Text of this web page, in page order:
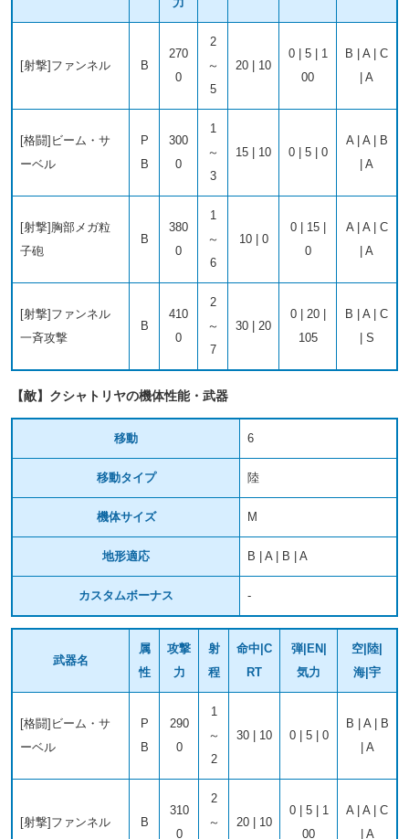
[射撃]ファンネル B
270
0
2
～
5
20 | 10
0 | 5 | 1
00
B | A | C
| A
[格闘]ビーム・サ
ーベル
P
B
300
0
1
～
3
15 | 10 0 | 5 | 0
A | A | B
| A
[射撃]胸部メガ粒
子砲
B
380
0
1
～
6
10 | 0
0 | 15 |
0
A | A | C
| A
[射撃]ファンネル
一斉攻撃
B
410
0
2
～
7
30 | 20
0 | 20 |
105
B | A | C
| S
【敵】クシャトリヤの機体性能・武器
移動 6
移動タイプ 陸
機体サイズ M
地形適応 B | A | B | A
カスタムボーナス -
武器名
属
性
攻撃
力
射
程
命中|C
RT
弾|EN|
気力
空|陸|
海|宇
[格闘]ビーム・サ
ーベル
P
B
290
0
1
～
2
30 | 10 0 | 5 | 0
B | A | B
| A
[射撃]ファンネル B
310
0
2
～
20 | 10
0 | 5 | 1
00
A | A | C
| A